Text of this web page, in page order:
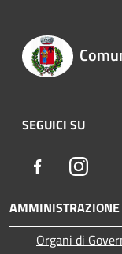
SEGUICI SU
Facebook
AMMINISTRAZIONE
Organi di